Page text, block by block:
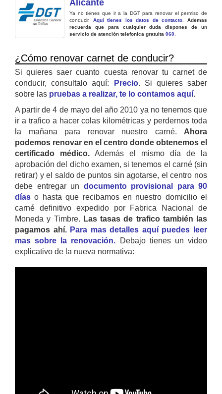
Alicante
Ya no tienes que ir a la DGT para renovar el permiso de
conducir. Aquí tienes los datos de contacto .Ademas
recuerda que para cualquier duda dispones de un
servicio de atención telefonica gratuita 060
¿Cómo renovar carnet de conducir?
Si quieres saer cuanto cuesta renovar tu carnet de
conducir, consultalo aquí:
Precio. Si quieres saber
sobre las pruebas a realizar, te lo contamos aquí.
A partir de 4 de mayo del año 2010 ya no tenemos que
ir a trafico a hacer colas kilométricas y perdernos toda
la mañana para renovar nuestro carné. Ahora
podemos renovar en el centro donde obtenemos el
certificado médico. Además el mismo día de la
aprobación del dicho examen, si tenemos el carné (sin
retirar) y el saldo de puntos sin agotarse, el centro nos
debe entregar un documento provisional para 90
días o hasta que recibamos en nuestro domicilio el
carné definitivo expedido por Fabrica Nacional de
Moneda y Timbre. Las tasas de trafico también las
pagamos ahí. Para mas detalles aquí puedes leer
mas sobre la renovación. Debajo tienes un video
explicativo de la nueva normativa: